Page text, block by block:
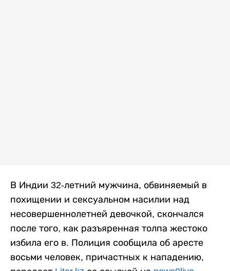
В Индии 32-летний мужчина, обвиняемый в
похищении и сексуальном насилии над
несовершеннолетней девочкой, скончался
после того, как разъяренная толпа жестоко
избила его в. Полиция сообщила об аресте
восьми человек, причастных к нападению,